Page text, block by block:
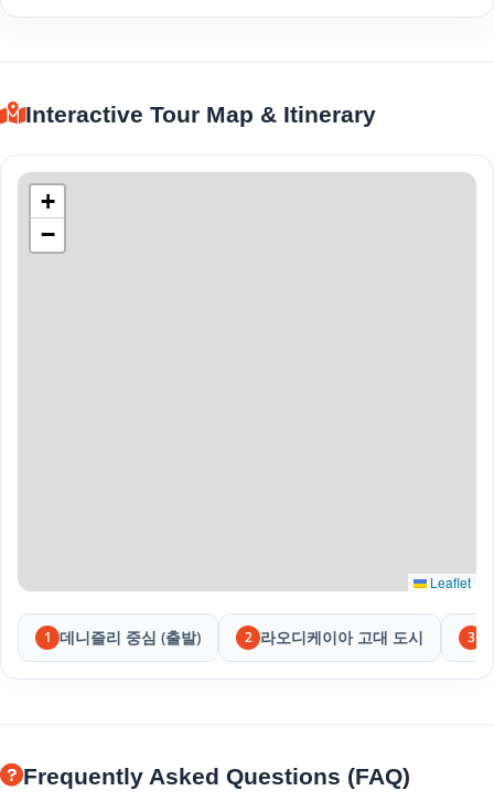
Interactive Tour Map & Itinerary
+
−
Leaflet
1 데니즐리 중심 (출발) 2 라오디케이아 고대 도시 3
Frequently Asked Questions (FAQ)